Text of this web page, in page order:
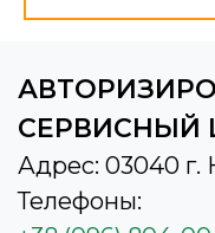
СЕРВИСНЫЙ
Адрес: 03040 г.
Телефоны: